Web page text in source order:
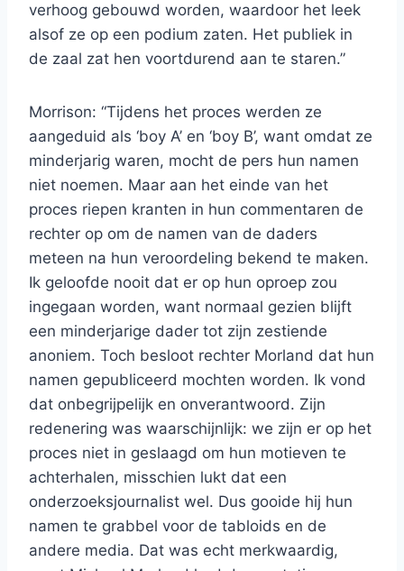
verhoog gebouwd worden, waardoor het leek
alsof ze op een podium zaten. Het publiek in
de zaal zat hen voortdurend aan te staren.”
Morrison: “Tijdens het proces werden ze
aangeduid als ‘boy A’ en ‘boy B’, want omdat ze
minderjarig waren, mocht de pers hun namen
niet noemen. Maar aan het einde van het
proces riepen kranten in hun commentaren de
rechter op om de namen van de daders
meteen na hun veroordeling bekend te maken.
Ik geloofde nooit dat er op hun oproep zou
ingegaan worden, want normaal gezien blijft
een minderjarige dader tot zijn zestiende
anoniem. Toch besloot rechter Morland dat hun
namen gepubliceerd mochten worden. Ik vond
dat onbegrijpelijk en onverantwoord. Zijn
redenering was waarschijnlijk: we zijn er op het
proces niet in geslaagd om hun motieven te
achterhalen, misschien lukt dat een
onderzoeksjournalist wel. Dus gooide hij hun
namen te grabbel voor de tabloids en de
andere media. Dat was echt merkwaardig,